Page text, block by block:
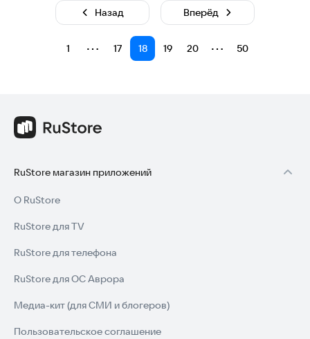
Назад
1 ⋯ 17 18 19 20 ⋯ 50
Вперёд
RuStore магазин приложений
О RuStore
RuStore для TV
RuStore для телефона
RuStore для ОС Аврора
Медиа-кит (для СМИ и блогеров)
Пользовательское соглашение